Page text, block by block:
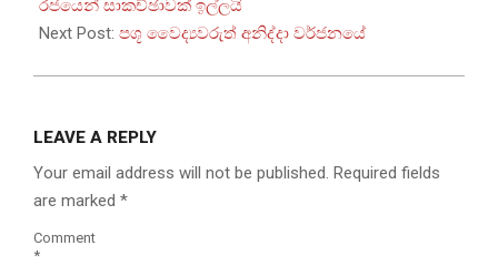
07
රජයෙන් සාකච්ඡාවක් ඉල්ලයි
Next Post: පශූ වෛද්‍යවරුත් අනිද්දා වර්ජනයේ
LEAVE A REPLY
Your email address will not be published. Required fields
are marked *
Comment
*